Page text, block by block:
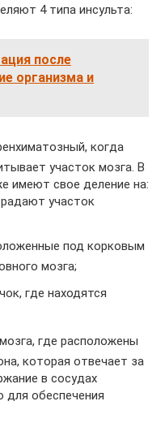
4 типа инсульта:
после
организма и
когда
участок мозга. В
имеют свое деление на:
участок
под корковым
мозга;
где находятся
где расположены
которая отвечает за
в сосудах
для обеспечения